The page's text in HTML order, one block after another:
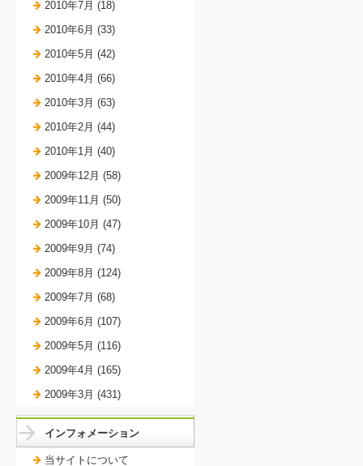
2010年7月 (18)
2010年6月 (33)
2010年5月 (42)
2010年4月 (66)
2010年3月 (63)
2010年2月 (44)
2010年1月 (40)
2009年12月 (58)
2009年11月 (50)
2009年10月 (47)
2009年9月 (74)
2009年8月 (124)
2009年7月 (68)
2009年6月 (107)
2009年5月 (116)
2009年4月 (165)
2009年3月 (431)
インフォメーション
当サイトについて